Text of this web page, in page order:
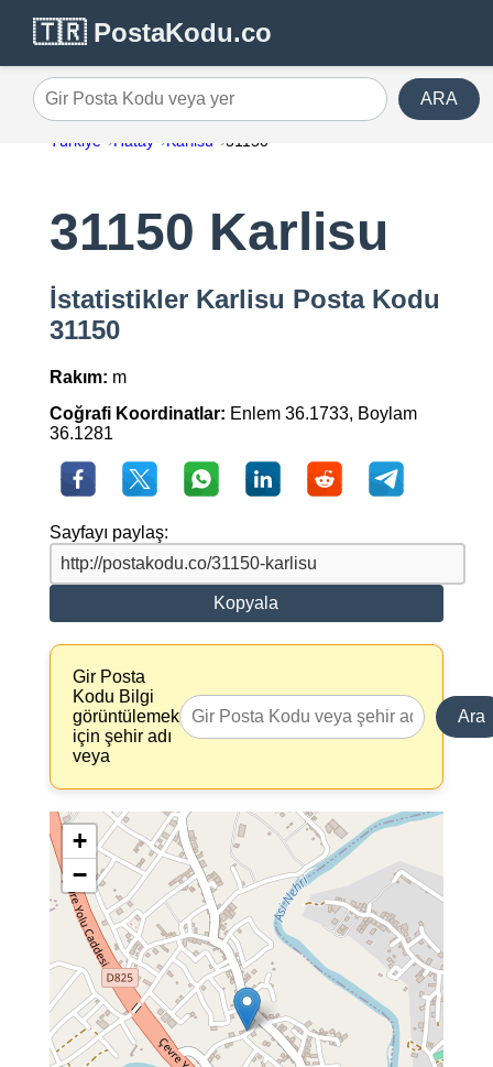
🇹🇷 PostaKodu.co
Gir Posta Kodu veya yer ARA
Türkiye Hatay Karlisu 31150
31150 Karlisu
İstatistikler Karlisu Posta Kodu
31150
Rakım: m
Coğrafi Koordinatlar: Enlem 36.1733, Boylam
36.1281
Sayfayı paylaş:
Kopyala
Gir Posta
Kodu Bilgi
görüntülemek
için şehir adı
veya
Ara
+
−